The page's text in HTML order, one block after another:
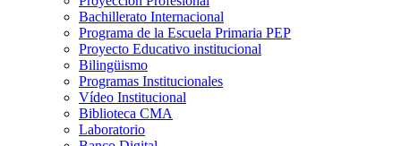
Bachillerato Internacional
Programa de la Escuela Primaria PEP
Proyecto Educativo institucional
Bilingüismo
Programas Institucionales
Vídeo Institucional
Biblioteca CMA
Laboratorio